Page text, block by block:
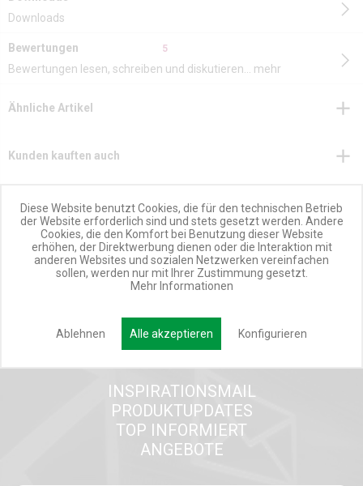
Downloads
Bewertungen 5
Bewertungen lesen, schreiben und diskutieren... mehr
Ähnliche Artikel
Kunden kauften auch
Kunden haben sich ebenfalls angesehen
MIWEBA NEWSLETTER
INSPIRATIONSMAIL
PRODUKTUPDATES
TOP INFORMIERT
ANGEBOTE
Diese Website benutzt Cookies, die für den technischen Betrieb
der Website erforderlich sind und stets gesetzt werden. Andere
Cookies, die den Komfort bei Benutzung dieser Website
erhöhen, der Direktwerbung dienen oder die Interaktion mit
anderen Websites und sozialen Netzwerken vereinfachen
sollen, werden nur mit Ihrer Zustimmung gesetzt.
Mehr Informationen
Ablehnen Alle akzeptieren Konfigurieren